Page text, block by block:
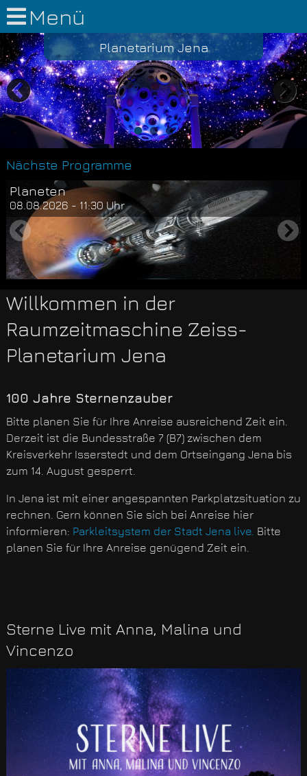
Previous
Menü
Planetarium Jena
Nächste Programme
Planeten
08.08.2026 - 11:30 Uhr
Willkommen in der
Raumzeitmaschine Zeiss-
Planetarium Jena
100 Jahre Sternenzauber
Bitte planen Sie für Ihre Anreise ausreichend Zeit ein.
Derzeit ist die Bundesstraße 7 (B7) zwischen dem
Kreisverkehr Isserstedt und dem Ortseingang Jena bis
zum 14. August gesperrt.
In Jena ist mit einer angespannten Parkplatzsituation zu
rechnen. Gern können Sie sich bei Anreise hier
informieren: Parkleitsystem der Stadt Jena live. Bitte
planen Sie für Ihre Anreise genügend Zeit ein.
Sterne Live mit Anna, Malina und
Vincenzo